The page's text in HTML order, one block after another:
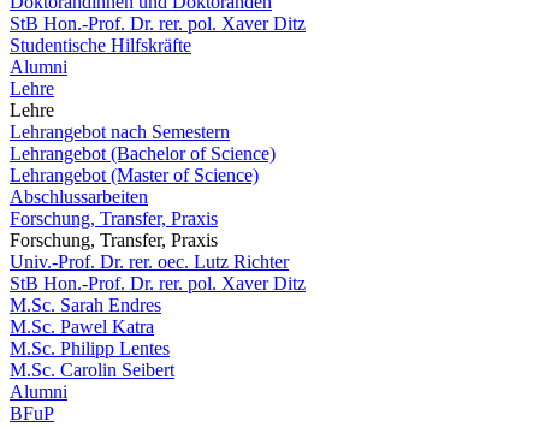
StB Hon.-Prof. Dr. rer. pol. Xaver Ditz
Studentische Hilfskräfte
Alumni
Lehre
Lehre
Lehrangebot nach Semestern
Lehrangebot (Bachelor of Science)
Lehrangebot (Master of Science)
Abschlussarbeiten
Forschung, Transfer, Praxis
Forschung, Transfer, Praxis
Univ.-Prof. Dr. rer. oec. Lutz Richter
StB Hon.-Prof. Dr. rer. pol. Xaver Ditz
M.Sc. Sarah Endres
M.Sc. Pawel Katra
M.Sc. Philipp Lentes
M.Sc. Carolin Seibert
Alumni
BFuP